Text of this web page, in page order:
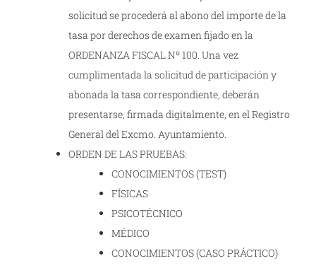
solicitud se procederá al abono del importe de la
tasa por derechos de examen fijado en la
ORDENANZA FISCAL Nº 100. Una vez
cumplimentada la solicitud de participación y
abonada la tasa correspondiente, deberán
presentarse, firmada digitalmente, en el Registro
General del Excmo. Ayuntamiento.
ORDEN DE LAS PRUEBAS:
CONOCIMIENTOS (TEST)
FÍSICAS
PSICOTÉCNICO
MÉDICO
CONOCIMIENTOS (CASO PRÁCTICO)